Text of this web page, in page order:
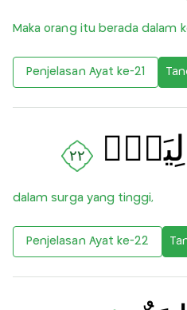
Maka orang itu berada dalam
Penjelasan Ayat ke-21
٢٢
dalam surga yang tinggi,
Penjelasan Ayat ke-22